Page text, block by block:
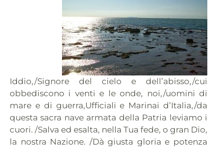
Iddio,/Signore del cielo e dell’abisso,/cui
obbediscono i venti e le onde, noi,/uomini di
mare e di guerra,Ufficiali e Marinai d’Italia,/da
questa sacra nave armata della Patria leviamo i
cuori. /Salva ed esalta, nella Tua fede, o gran Dio,
la nostra Nazione. /Dà giusta gloria e potenza